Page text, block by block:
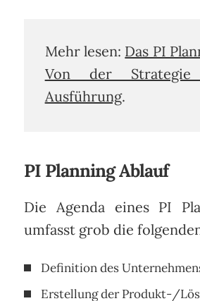
Mehr lesen: Das PI
Von der
Ausführung.
PI Planning Ablauf
Die Agenda eines PI
umfasst grob die
Definition des
Erstellung der Produkt-/